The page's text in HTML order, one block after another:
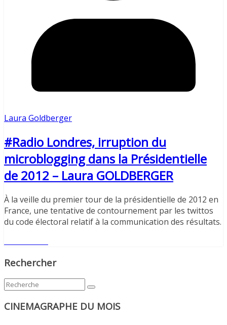
Laura Goldberger
#Radio Londres, irruption du
microblogging dans la Présidentielle
de 2012 – Laura GOLDBERGER
À la veille du premier tour de la présidentielle de 2012 en
France, une tentative de contournement par les twittos
du code électoral relatif à la communication des résultats.
Rechercher
CINEMAGRAPHE DU MOIS